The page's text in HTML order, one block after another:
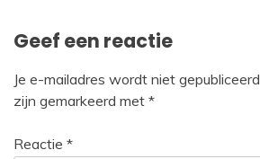
Geef een reactie
Je e-mailadres wordt niet gepubliceerd.
zijn gemarkeerd met *
Reactie *